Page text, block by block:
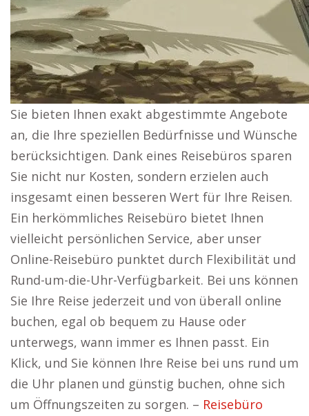
Sie bieten Ihnen exakt abgestimmte Angebote
an, die Ihre speziellen Bedürfnisse und Wünsche
berücksichtigen. Dank eines Reisebüros sparen
Sie nicht nur Kosten, sondern erzielen auch
insgesamt einen besseren Wert für Ihre Reisen.
Ein herkömmliches Reisebüro bietet Ihnen
vielleicht persönlichen Service, aber unser
Online-Reisebüro punktet durch Flexibilität und
Rund-um-die-Uhr-Verfügbarkeit. Bei uns können
Sie Ihre Reise jederzeit und von überall online
buchen, egal ob bequem zu Hause oder
unterwegs, wann immer es Ihnen passt. Ein
Klick, und Sie können Ihre Reise bei uns rund um
die Uhr planen und günstig buchen, ohne sich
um Öffnungszeiten zu sorgen. – Reisebüro